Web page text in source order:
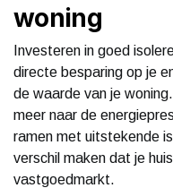
woning
Investeren in goed
directe besparing op je
de waarde van je
meer naar de
ramen met uitstekende
verschil maken dat je
vastgoedmarkt.